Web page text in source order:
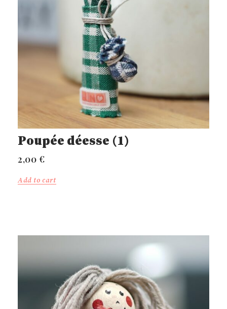
Poupée déesse (1)
2,00 €
Add to cart